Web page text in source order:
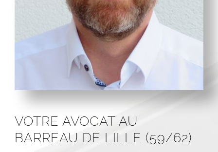
VOTRE AVOCAT AU
BARREAU DE LILLE (59/62)